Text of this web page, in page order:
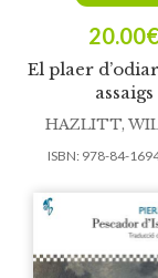
El plaer
assaigs
20.00€
HAZLITT,
ISBN: 978-84-